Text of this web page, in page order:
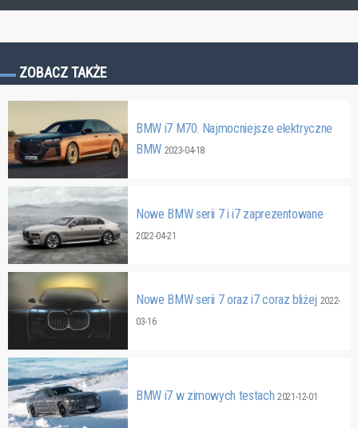
ZOBACZ TAKŻE
BMW i7 M70. Najmocniejsze elektryczne
BMW 2023-04-18
Nowe BMW serii 7 i i7 zaprezentowane
2022-04-21
Nowe BMW serii 7 oraz i7 coraz bliżej 2022-
03-16
BMW i7 w zimowych testach 2021-12-01